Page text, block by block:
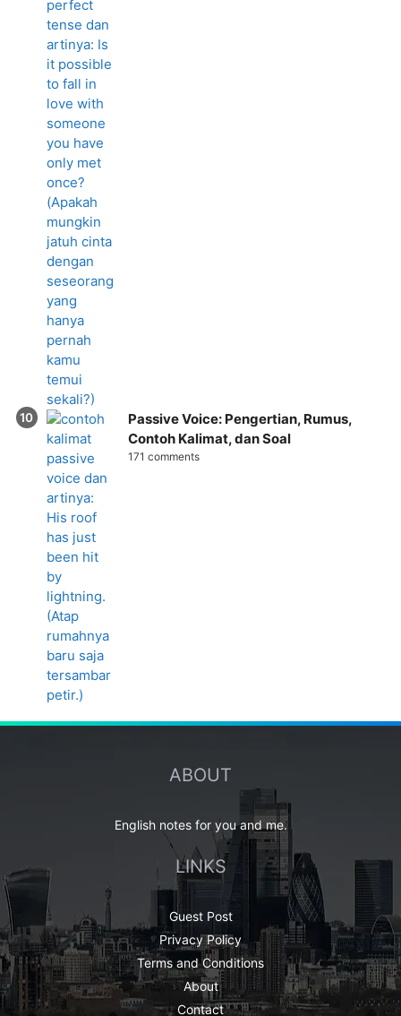
Passive Voice: Pengertian, Rumus,
Contoh Kalimat, dan Soal
171 comments
ABOUT
English notes for you and me.
LINKS
Guest Post
Privacy Policy
Terms and Conditions
About
Contact